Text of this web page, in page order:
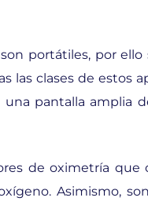
portátiles, por
las clases de estos
pantalla amplia
de oximetría
Asimismo,